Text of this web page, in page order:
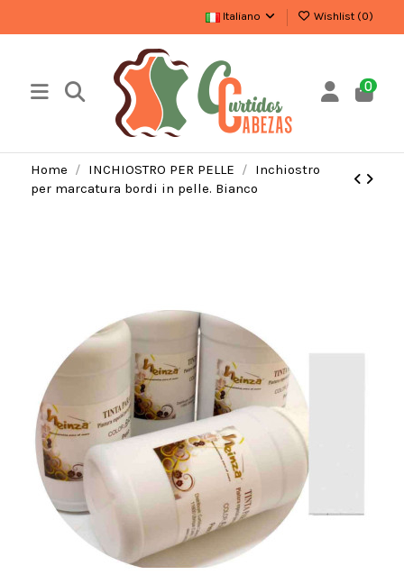
Italiano Wishlist (0)
0
Home INCHIOSTRO PER PELLE
Inchiostro
per marcatura bordi in pelle. Bianco